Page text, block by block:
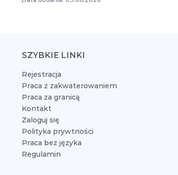
SZYBKIE LINKI
Rejestracja
Praca z zakwaterowaniem
Praca za granicą
Kontakt
Zaloguj się
Polityka prywtności
Praca bez języka
Regulamin